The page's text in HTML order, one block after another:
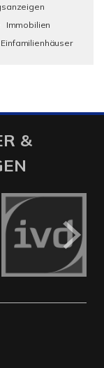
Immobilien
Einfamilienhäuser
&